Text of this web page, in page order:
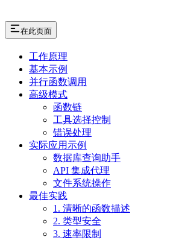
在此页面
工作原理
基本示例
并行函数调用
高级模式
函数链
工具选择控制
错误处理
实际应用示例
数据库查询助手
API 集成代理
文件系统操作
最佳实践
1. 清晰的函数描述
2. 类型安全
3. 速率限制